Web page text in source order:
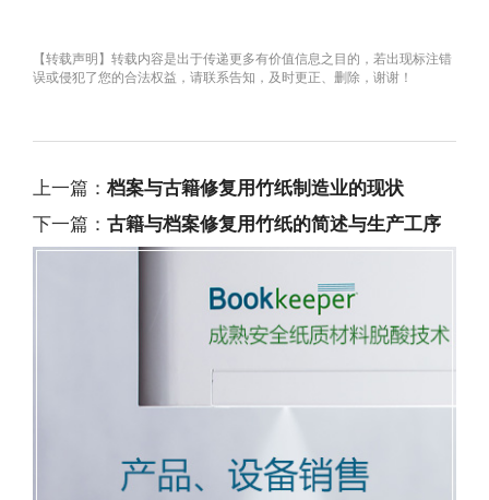
【转载声明】转载内容是出于传递更多有价值信息之目的，若出现标注错
误或侵犯了您的合法权益，请联系告知，及时更正、删除，谢谢！
上一篇：档案与古籍修复用竹纸制造业的现状
下一篇： 古籍与档案修复用竹纸的简述与生产工序